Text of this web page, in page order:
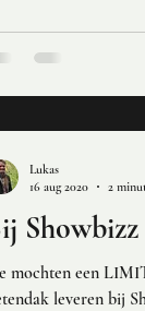
mochten een
Showbizz Bart, die er het volgende over
Lukas
16 aug 2020
2